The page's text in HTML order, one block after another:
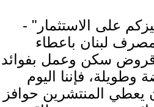
- "ثالثا، كون عملية تحفيزكم على الاستثمار
لبنان باعطاء
قروض سكن وعمل بفوائد
فإننا اليوم
يعطي المنتشرين حوافز